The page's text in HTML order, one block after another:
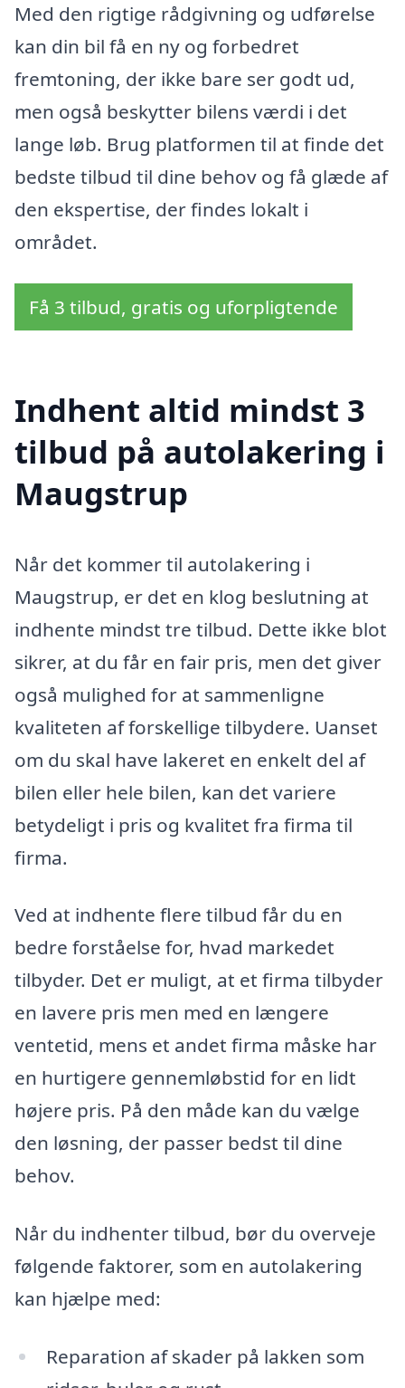
Med den rigtige rådgivning og udførelse
kan din bil få en ny og forbedret
fremtoning, der ikke bare ser godt ud,
men også beskytter bilens værdi i det
lange løb. Brug platformen til at finde det
bedste tilbud til dine behov og få glæde af
den ekspertise, der findes lokalt i
området.
Få 3 tilbud, gratis og uforpligtende
Indhent altid mindst 3
tilbud på autolakering i
Maugstrup
Når det kommer til autolakering i
Maugstrup, er det en klog beslutning at
indhente mindst tre tilbud. Dette ikke blot
sikrer, at du får en fair pris, men det giver
også mulighed for at sammenligne
kvaliteten af forskellige tilbydere. Uanset
om du skal have lakeret en enkelt del af
bilen eller hele bilen, kan det variere
betydeligt i pris og kvalitet fra firma til
firma.
Ved at indhente flere tilbud får du en
bedre forståelse for, hvad markedet
tilbyder. Det er muligt, at et firma tilbyder
en lavere pris men med en længere
ventetid, mens et andet firma måske har
en hurtigere gennemløbstid for en lidt
højere pris. På den måde kan du vælge
den løsning, der passer bedst til dine
behov.
Når du indhenter tilbud, bør du overveje
følgende faktorer, som en autolakering
kan hjælpe med:
Reparation af skader på lakken som